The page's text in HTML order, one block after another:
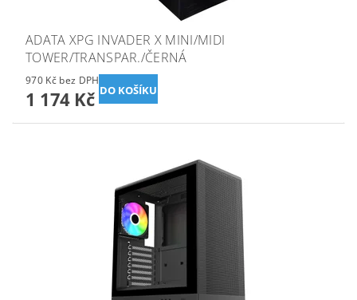
ADATA XPG INVADER X MINI/MIDI
TOWER/TRANSPAR./ČERNÁ
970 Kč bez DPH
1 174 Kč